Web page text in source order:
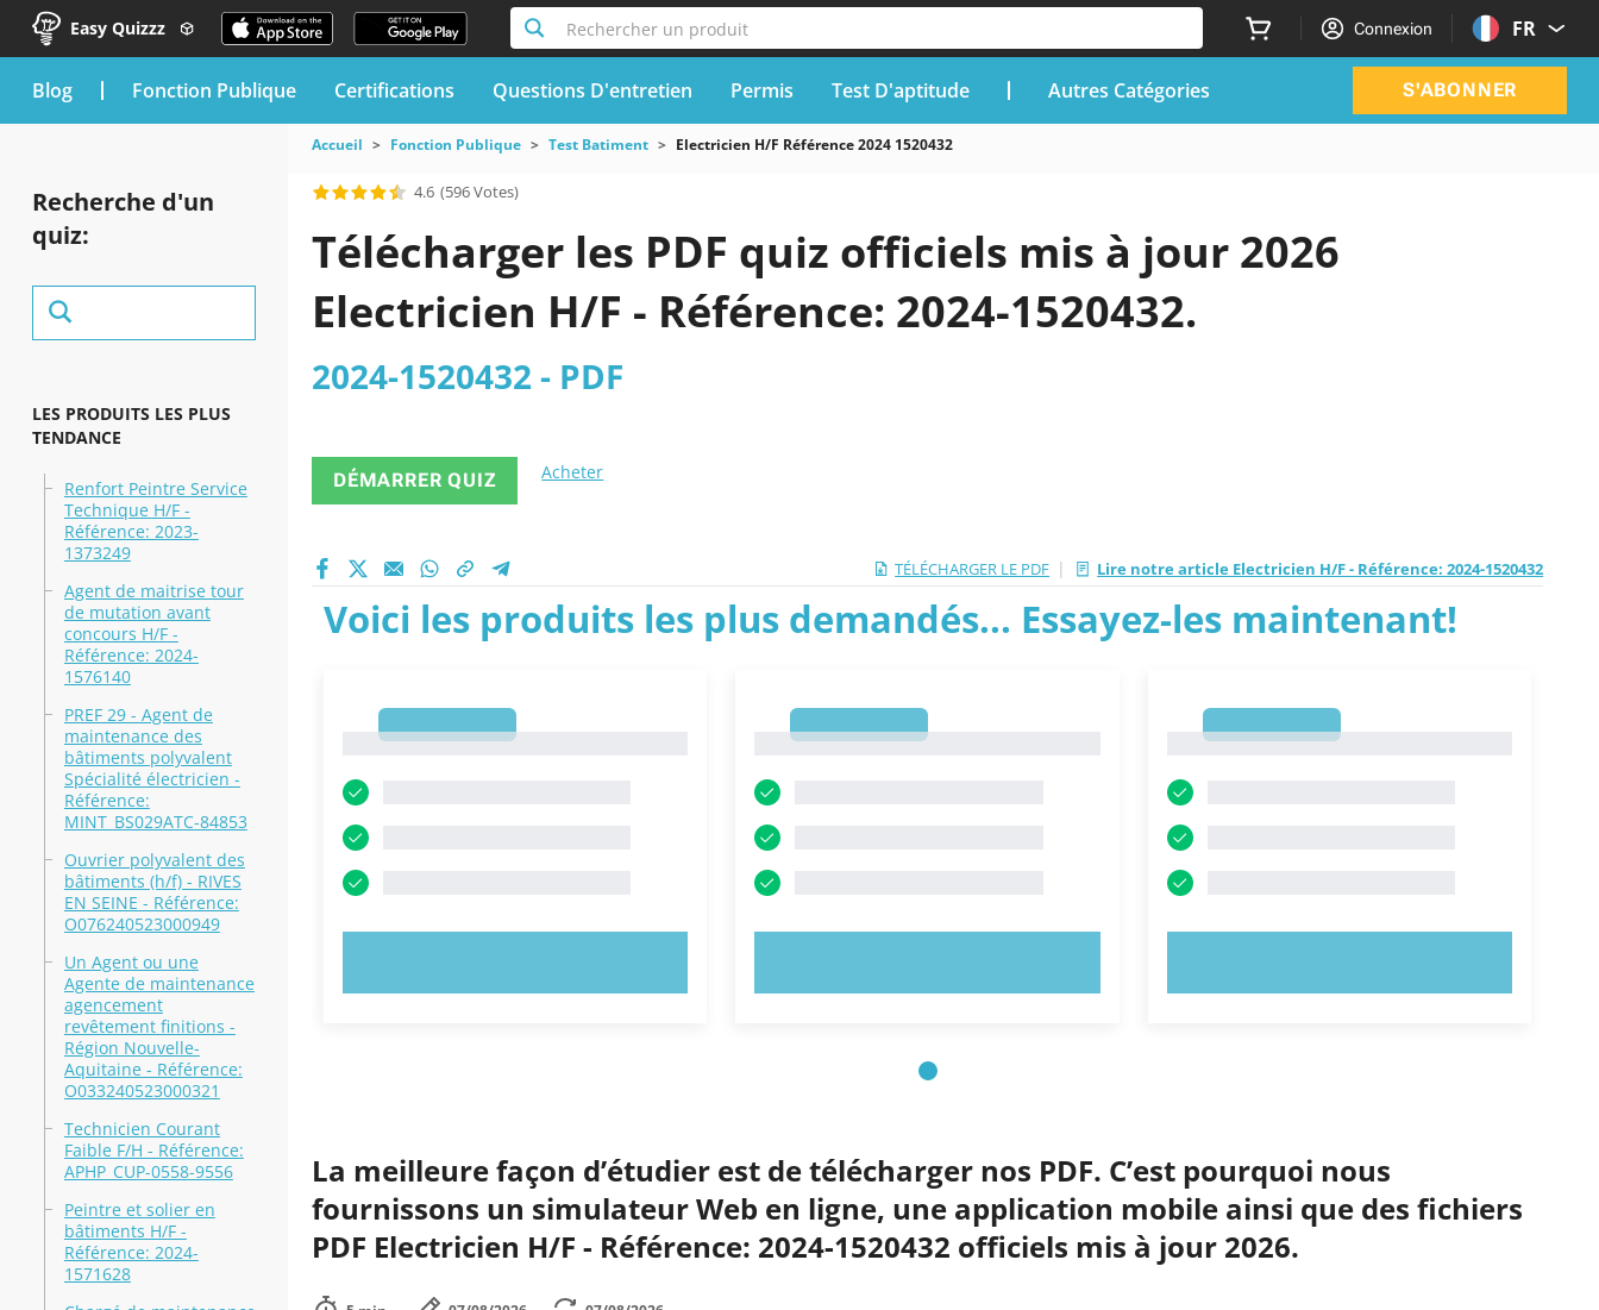
Easy Quizzz Rechercher un produit Connexion FR
blog Fonction Publique Certifications Questions D'entretien Permis Test D'aptitude Autres Catégories S'ABONNER
Recherche d'un
quiz:
LES PRODUITS LES PLUS
TENDANCE
Renfort Peintre Service
Technique H/F -
Référence: 2023-
1373249
Agent de maitrise tour
de mutation avant
concours H/F -
Référence: 2024-
1576140
PREF 29 - Agent de
maintenance des
bâtiments polyvalent
Spécialité électricien -
Référence:
MINT_BS029ATC-84853
Ouvrier polyvalent des
bâtiments (h/f) - RIVES
EN SEINE - Référence:
O076240523000949
Un Agent ou une
Agente de maintenance
agencement
revêtement finitions -
Région Nouvelle-
Aquitaine - Référence:
O033240523000321
Technicien Courant
Faible F/H - Référence:
APHP_CUP-0558-9556
Peintre et solier en
bâtiments H/F -
Référence: 2024-
1571628
Accueil Fonction Publique Test Batiment Electricien H/F Référence 2024 1520432
4.6 (596 Votes)
Télécharger les PDF quiz officiels mis à jour 2026
Electricien H/F - Référence: 2024-1520432.
2024-1520432 - PDF
DÉMARRER QUIZ Acheter
TÉLÉCHARGER LE PDF | Lire notre article Electricien H/F - Référence: 2024-1520432
Voici les produits les plus demandés... Essayez-les maintenant!
La meilleure façon d’étudier est de télécharger nos PDF. C’est pourquoi nous
fournissons un simulateur Web en ligne, une application mobile ainsi que des fichiers
PDF Electricien H/F - Référence: 2024-1520432 officiels mis à jour 2026.